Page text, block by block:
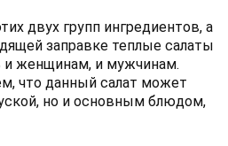
двух групп ингредиентов, а
заправке теплые салаты
и женщинам, и мужчинам.
что данный салат может
но и основным блюдом,